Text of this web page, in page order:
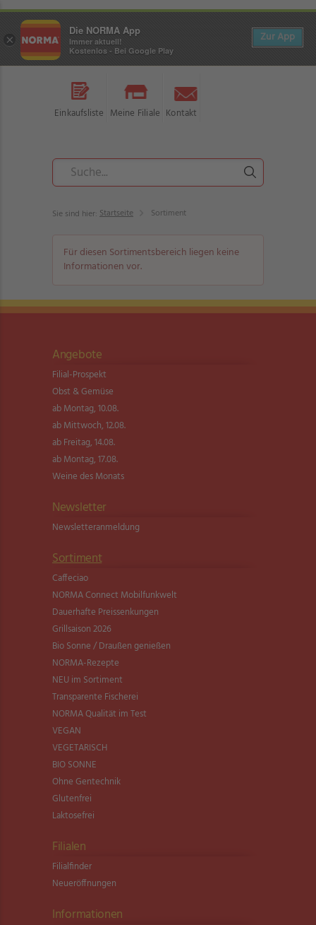
Einkaufsliste Meine Filiale Kontakt
Sie sind hier: Startseite Sortiment
Für diesen Sortimentsbereich liegen keine
Informationen vor.
Angebote
Filial-Prospekt
Obst & Gemüse
ab Montag, 10.08.
ab Mittwoch, 12.08.
ab Freitag, 14.08.
ab Montag, 17.08.
Weine des Monats
Newsletter
Newsletter­anmeldung
Sortiment
Caffeciao
NORMA Connect Mobilfunkwelt
Dauerhafte Preissenkungen
Grillsaison 2026
Bio Sonne / Draußen genießen
NORMA-Rezepte
NEU im Sortiment
Transparente Fischerei
NORMA Qualität im Test
VEGAN
VEGETARISCH
BIO SONNE
Ohne Gentechnik
Glutenfrei
Laktosefrei
Filialen
Filialfinder
Neueröffnungen
Informationen
×
Die NORMA App
Immer aktuell!
Kostenlos - Bei Google Play
Zur App